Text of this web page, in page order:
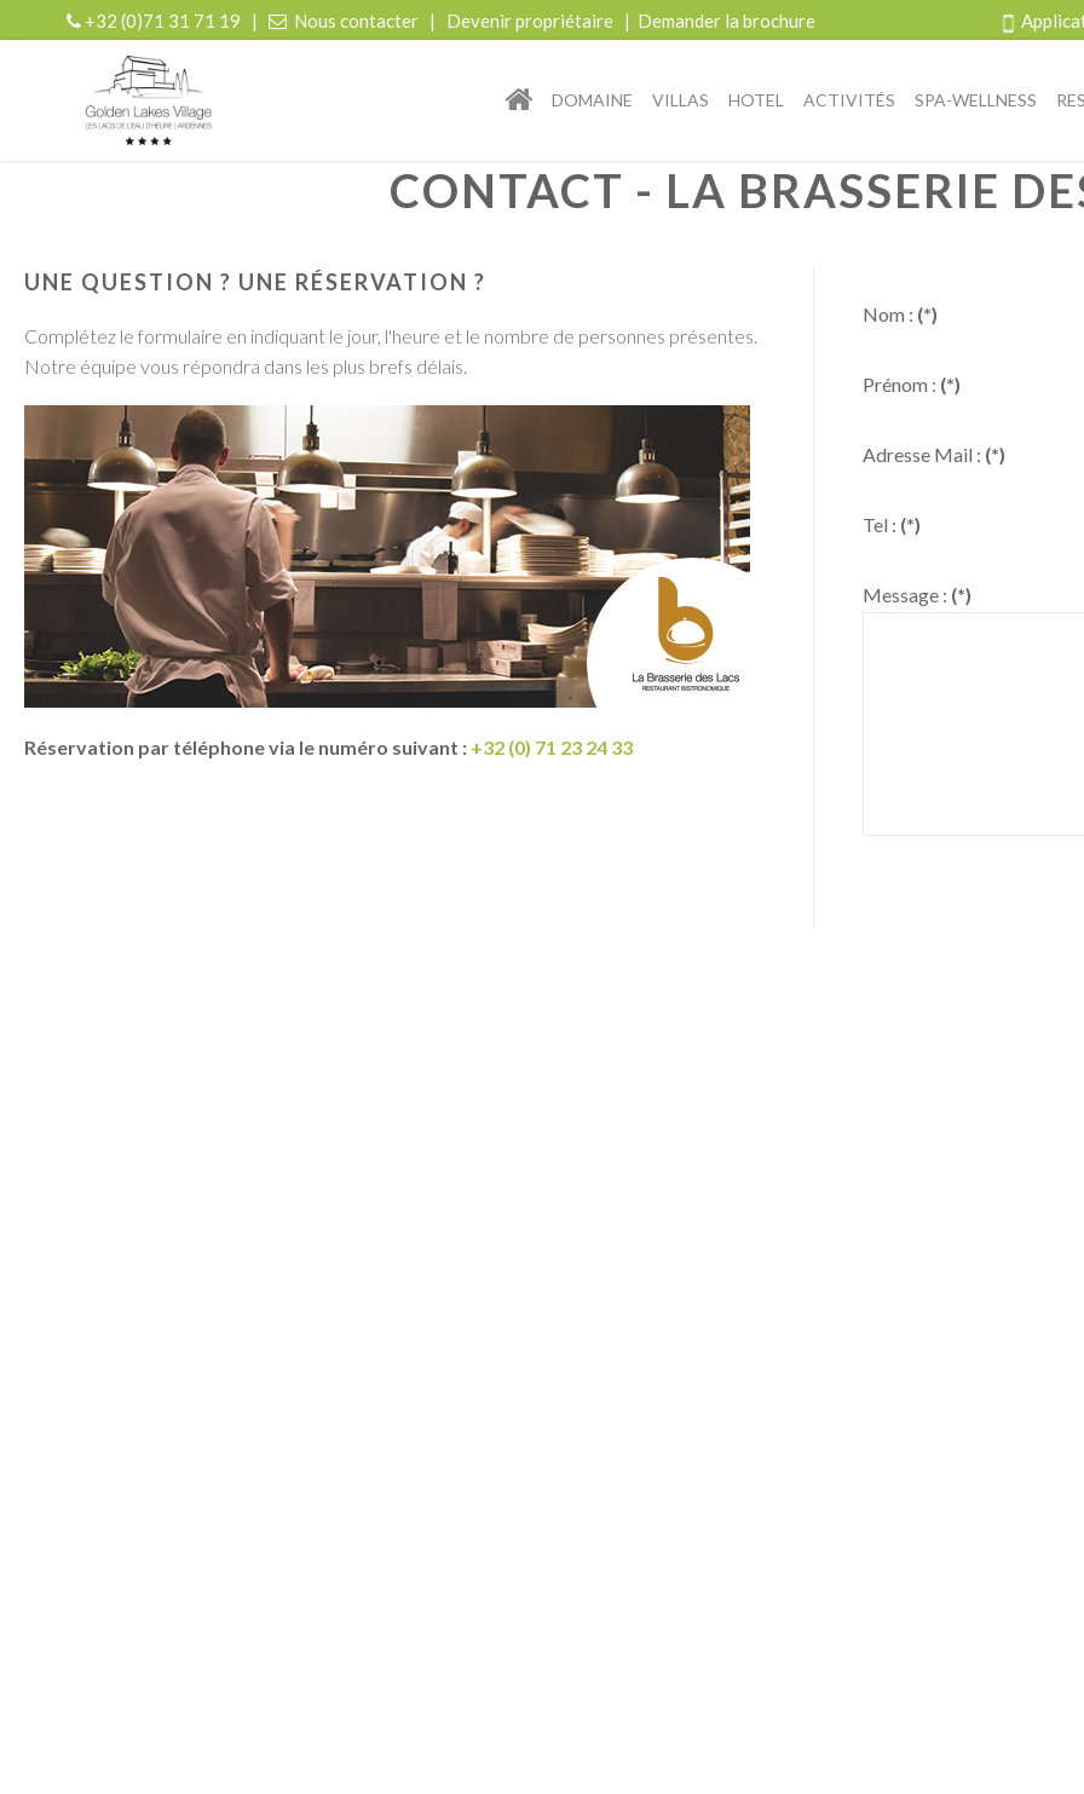
+32 (0)71 31 71 19 | Nous contacter | Devenir propriétaire | Demander la brochure
| r
DOMAINE VILLAS HOTEL ACTIVITÉS SPA-WELLNESS
CONTACT - LA BRASSERIE
UNE QUESTION ? UNE RÉSERVATION ?
Complétez le formulaire en indiquant le jour, l'heure et le nombre de personnes présentes.
Notre équipe vous répondra dans les plus brefs délais.
Réservation par téléphone via le numéro suivant : +32 (0) 71 23 24 33
Nom : (*)
Prénom : (*)
Adresse Mail : (*)
Tel : (*)
Message : (*)